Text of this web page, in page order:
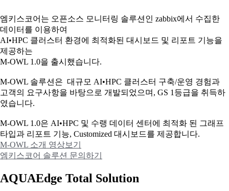
엠키스코어는 오픈소스 모니터링 솔루션인 zabbix에서 수집한
데이터를 이용하여
AI•HPC 클러스터 환경에 최적화된 대시보드 및 리포트 기능을
제공하는
M-OWL 1.0을 출시했습니다.
M-OWL 솔루션은 대규모 AI•HPC 클러스터 구축/운영 경험과
고객의 요구사항을 바탕으로 개발되었으며, GS 1등급을 취득하
였습니다.
M-OWL 1.0은 AI•HPC 및 수랭 데이터 센터에 최적화 된 그래프
타입과 리포트 기능, Customized 대시보드를 제공합니다.
M-OWL 소개 영상보기
엠키스코어 솔루션 문의하기
AQUAEdge Total Solution